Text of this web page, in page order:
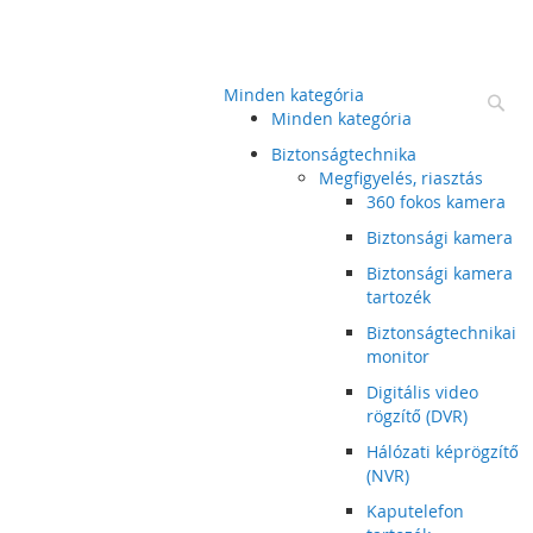
Minden kategória
Minden kategória
Biztonságtechnika
Megfigyelés, riasztás
360 fokos kamera
Biztonsági kamera
Biztonsági kamera
tartozék
Biztonságtechnikai
monitor
Digitális video
rögzítő (DVR)
Hálózati képrögzítő
(NVR)
Kaputelefon